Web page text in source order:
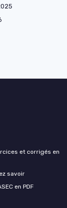
et corrigés en
savoir
en PDF